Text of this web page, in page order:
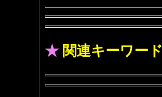
★ 関連キーワード